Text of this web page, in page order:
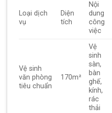
Loại dịch
vụ
Diện
tích
Nội
dung
công
việc
Vệ sinh
văn phòng
tiêu chuẩn
170m²
Vệ
sinh
sàn,
bàn
ghế,
kính,
rác
thải